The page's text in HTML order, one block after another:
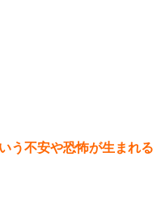
う不安や恐怖が生まれる